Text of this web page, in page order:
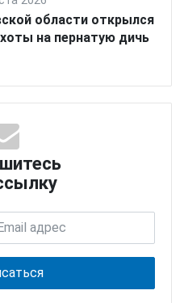
области открылся
на пернатую дичь